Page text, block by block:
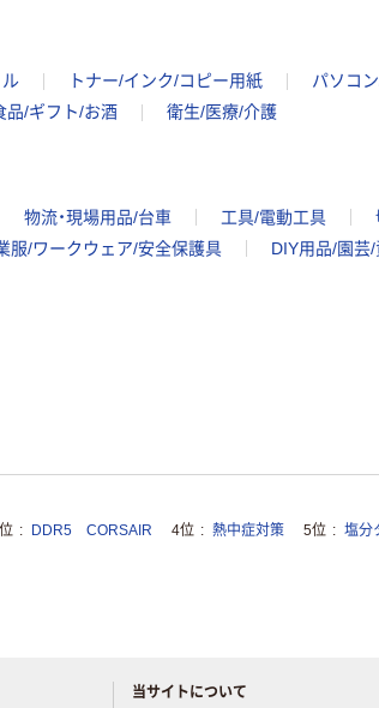
トナー/インク/コピー用紙 パソコ
品/ギフト/お酒
衛生/医療/介護
物流・現場用品/台車 工具/電動工具
服/ワークウェア/安全保護具
DIY用品/園芸
DDR5 CORSAIR 4位 熱中症対策 5位 塩分
当サイトについて